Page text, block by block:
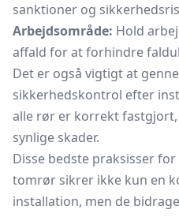
sanktioner og
Arbejdsområde: Hold
affald for at forhindre
Det er også vigtigt at
sikkerhedskontrol efter
alle rør er korrekt
synlige skader.
Disse bedste praksisser
tomrør sikrer ikke kun en
installation, men de